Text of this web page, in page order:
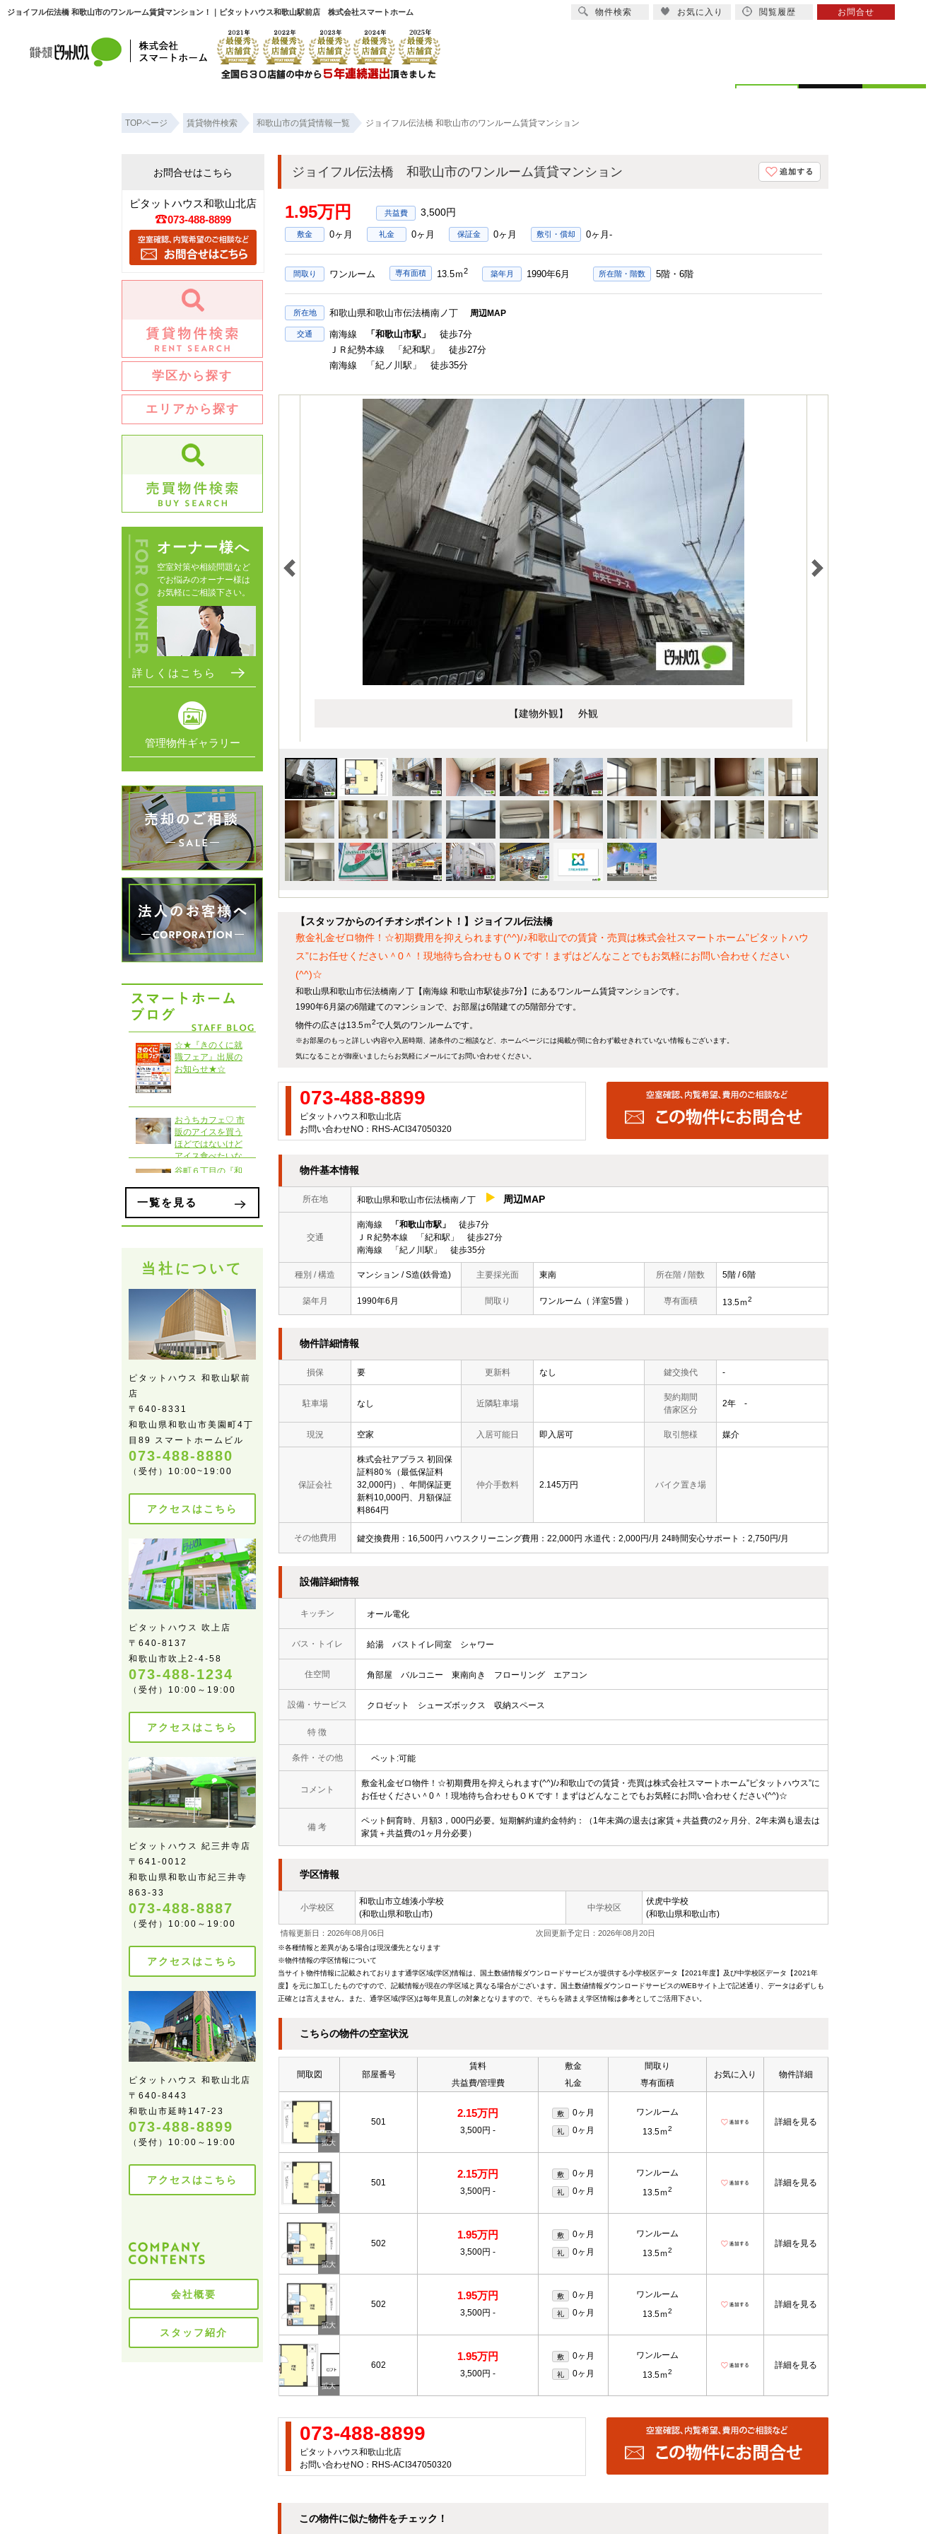
ジョイフル伝法橋 和歌山市のワンルーム賃貸マンション！｜ピタットハウス和歌山駅前店 株式会社スマートホーム
TOPページ 賃貸物件検索 和歌山市の賃貸情報一覧 ジョイフル伝法橋 和歌山市のワンルーム賃貸マンション
ジョイフル伝法橋 和歌山市のワンルーム賃貸マンション
1.95万円 3,500円
敷金 0ヶ月 礼金 0ヶ月 保証金 0ヶ月 敷引・償却 0ヶ月-
間取り ワンルーム 専有面積 13.5ｍ2 築年月 1990年6月 所在階・階数 5階・6階
所在地 和歌山県和歌山市伝法橋南ノ丁 周辺MAP
交通 南海線 「和歌山市駅」
徒歩7分
ＪＲ紀勢本線 「紀和駅」 徒歩27分
南海線 「紀ノ川駅」 徒歩35分
【建物外観】 外観
【スタッフからのイチオシポイント！】ジョイフル伝法橋
敷金礼金ゼロ物件！☆初期費用を抑えられます(^^)/♪和歌山での賃貸・売買は株式会社スマートホーム”ピタットハウ
ス”にお任せください＾0＾！現地待ち合わせもＯＫです！まずはどんなことでもお気軽にお問い合わせください
(^^)☆
和歌山県和歌山市伝法橋南ノ丁【南海線 和歌山市駅徒歩7分】にあるワンルーム賃貸マンションです。
1990年6月築の6階建てのマンションで、お部屋は6階建ての5階部分です。
物件の広さは13.5ｍ2で人気のワンルームです。
※お部屋のもっと詳しい内容や入居時期、諸条件のご相談など、ホームページには掲載が間に合わず載せきれていない情報もございます。
気になることが御座いましたらお気軽にメールにてお問い合わせください。
073-488-8899
ピタットハウス和歌山北店
お問い合わせNO：RHS-ACI347050320
物件基本情報
所在地 和歌山県和歌山市伝法橋南ノ丁 周辺MAP
交通
南海線 「和歌山市駅」
徒歩7分
ＪＲ紀勢本線 「紀和駅」 徒歩27分
南海線 「紀ノ川駅」 徒歩35分
種別 / 構造 マンション / S造(鉄骨造) 主要採光面 東南 所在階 / 階数 5階 / 6階
築年月 1990年6月 間取り ワンルーム（ 洋室5畳 ） 専有面積 13.5ｍ2
物件詳細情報
損保 要 更新料 なし 鍵交換代 -
駐車場 なし 近隣駐車場
契約期間
借家区分
2年 -
現況 空家 入居可能日 即入居可 取引態様 媒介
保証会社
株式会社アプラス 初回保
証料80％（最低保証料
32,000円）、年間保証更
新料10,000円、月額保証
料864円
仲介手数料 2.145万円 バイク置き場
その他費用 鍵交換費用：16,500円 ハウスクリーニング費用：22,000円 水道代：2,000円/月 24時間安心サポート：2,750円/月
設備詳細情報
キッチン オール電化
バス・トイレ 給湯 バストイレ同室 シャワー
住空間 角部屋 バルコニー 東南向き フローリング エアコン
設備・サービス クロゼット シューズボックス 収納スペース
特 徴
条件・その他 ペット:可能
コメント
敷金礼金ゼロ物件！☆初期費用を抑えられます(^^)/♪和歌山での賃貸・売買は株式会社スマートホーム”ピタットハウス”に
お任せください＾0＾！現地待ち合わせもＯＫです！まずはどんなことでもお気軽にお問い合わせください(^^)☆
備 考
ペット飼育時、月額3，000円必要。短期解約違約金特約：（1年未満の退去は家賃＋共益費の2ヶ月分、2年未満も退去は
家賃＋共益費の1ヶ月分必要）
学区情報
小学校区
和歌山市立雄湊小学校
(和歌山県和歌山市)
中学校区
伏虎中学校
(和歌山県和歌山市)
情報更新日：2026年08月06日 次回更新予定日：2026年08月20日
※各種情報と差異がある場合は現況優先となります
※物件情報の学区情報について
当サイト物件情報に記載されております通学区域(学区)情報は、国土数値情報ダウンロードサービスが提供する小学校区データ【2021年度】及び中学校区データ【2021年
度】を元に加工したものですので、記載情報が現在の学区域と異なる場合がございます。国土数値情報ダウンロードサービスのWEBサイト上で記述通り、データは必ずしも
正確とは言えません。また、通学区域(学区)は毎年見直しの対象となりますので、そちらを踏まえ学区情報は参考としてご活用下さい。
こちらの物件の空室状況
間取図 部屋番号
賃料
共益費/管理費
敷金
礼金
間取り
専有面積
お気に入り 物件詳細
501
2.15万円
3,500円 -
敷 0ヶ月
礼 0ヶ月
ワンルーム
13.5ｍ2
詳細を見る
501
2.15万円
3,500円 -
敷 0ヶ月
礼 0ヶ月
ワンルーム
13.5ｍ2
詳細を見る
502
1.95万円
3,500円 -
敷 0ヶ月
礼 0ヶ月
ワンルーム
13.5ｍ2
詳細を見る
502
1.95万円
3,500円 -
敷 0ヶ月
礼 0ヶ月
ワンルーム
13.5ｍ2
詳細を見る
602
1.95万円
3,500円 -
敷 0ヶ月
礼 0ヶ月
ワンルーム
13.5ｍ2
詳細を見る
073-488-8899
ピタットハウス和歌山北店
お問い合わせNO：RHS-ACI347050320
この物件に似た物件をチェック！
お問合せはこちら
ピタットハウス和歌山北店
073-488-8899
学区から探す
エリアから探す
オーナー様へ
空室対策や相続問題など
でお悩みのオーナー様は
お気軽にご相談下さい。
詳しくはこちら
管理物件ギャラリー
一覧を見る
当社について
ピタットハウス 和歌山駅前
店
〒640-8331
和歌山県和歌山市美園町4丁
目89 スマートホームビル
073-488-8880
（受付）10:00~19:00
アクセスはこちら
ピタットハウス 吹上店
〒640-8137
和歌山市吹上2-4-58
073-488-1234
（受付）10:00～19:00
アクセスはこちら
ピタットハウス 紀三井寺店
〒641-0012
和歌山県和歌山市紀三井寺
863-33
073-488-8887
（受付）10:00～19:00
アクセスはこちら
ピタットハウス 和歌山北店
〒640-8443
和歌山市延時147-23
073-488-8899
（受付）10:00～19:00
アクセスはこちら
会社概要
スタッフ紹介
物件検索 お気に入り 閲覧履歴 お問合せ